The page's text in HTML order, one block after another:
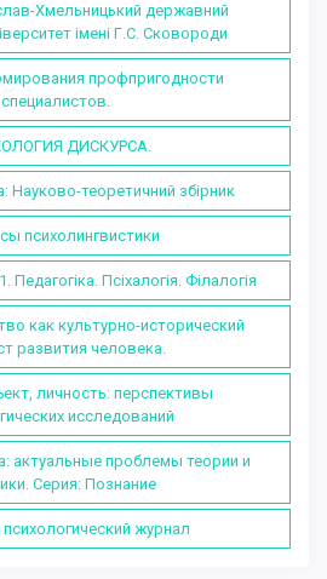
Хмельницький державний
імені Г.С. Сковороди
профпригодности
специалистов.
ДИСКУРСА.
Науково-теоретичний збірник
психолингвистики
Псіхалогія. Філалогія
как культурно-исторический
развития человека.
личность: перспективы
исследований
актуальные проблемы теории и
Серия: Познание
журнал